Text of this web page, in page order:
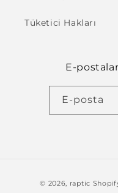
Tüketici Hakları
E-
E-posta
© 2026, raptic